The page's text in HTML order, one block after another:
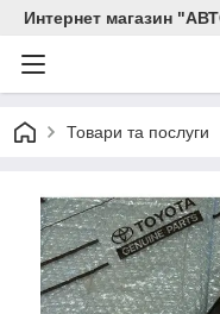
Интернет магазин
Товари та послуги